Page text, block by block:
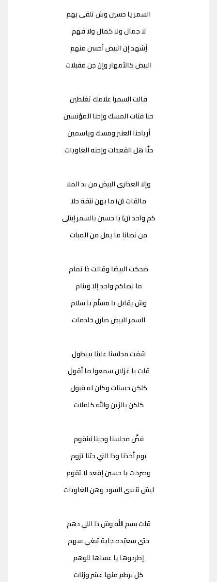
السمر يا حسين وش تلقى بهم
لا جمال ولا كمال ولا فهم
أِشهد إن البيض أحسن منهم
البيض كالأمهار وإن جن مقبلات
قالت السمرا علامك تغلطين
حنا فتات المسك وإحنا المؤنسين
أرياحنا العنبر ومسك وياسمين
حنّا هل القعدات وإحنه الغاويات
وإلا العذارى البيض من بد الملا
مالقات (ن) ما بهن نتفة حلا
كم واحد (ن) يا حسين بالسمر إبتلى
من نصانا ما يمل من المبات
ضحكت البيضا وقالت ذا تمام
ما نصاكم واحد إلا وينام
وش يقابل يا مسلّم يا سلام
السمر للبيض صارن خادمات
شفت مجلسنا علينا يبيطول
قلت يا غزلان سمعوا ما أقول
كلكن حسنات وكلن له قبول
كلكن بالزين والله كاملات
فضّ مجلسنا وجينا نبنقوم
يوم أخذنا وذا التي جتنا تزوم
وصرخت يا حسين إقعد لا تقوم
ليش تنسى السود وهن الغاويات
قلت بسم الله وش ذا اللي دهم
حتى سعيّده جاية تبغي سهم
إطردوها يا عساها للوهم
كل برطم منها عشر وزنات